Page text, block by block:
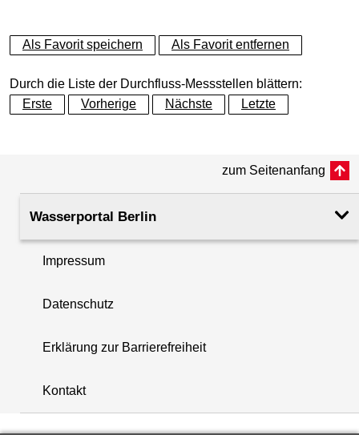
+
−
+
−
Als Favorit speichern Als Favorit entfernen
Durch die Liste der Durchfluss-Messstellen blättern:
Erste
Vorherige Nächste Letzte
zum Seitenanfang
Wasserportal Berlin
Impressum
Datenschutz
Erklärung zur Barrierefreiheit
Kontakt